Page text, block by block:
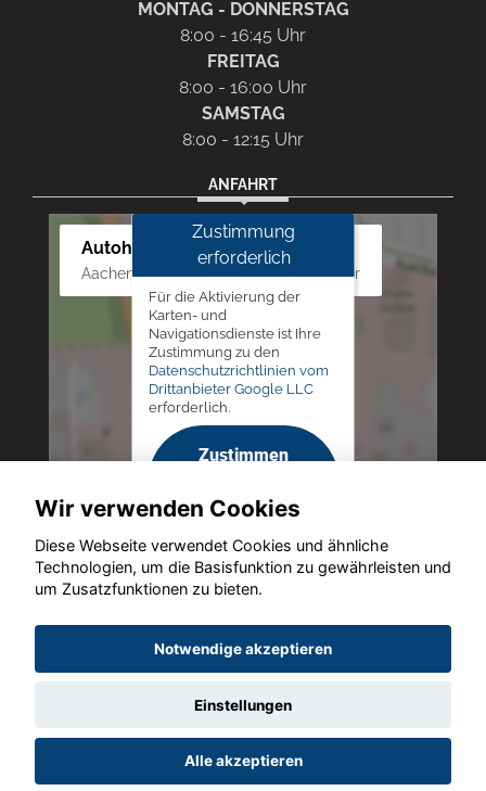
MONTAG - DONNERSTAG
8:00 - 16:45 Uhr
FREITAG
8:00 - 16:00 Uhr
SAMSTAG
8:00 - 12:15 Uhr
ANFAHRT
Autohaus Westphal
Aachener Str. 84 - 88, 52249 Eschweiler
Zustimmung
erforderlich
Für die Aktivierung der
Karten- und
Navigationsdienste ist Ihre
Zustimmung zu den
Datenschutzrichtlinien vom
Drittanbieter Google LLC
erforderlich.
Zustimmen
aktivieren
Copyright © 2026. Autohaus Westphal
Datenschutz Impressum AGB
Wir verwenden Cookies
Diese Webseite verwendet Cookies und ähnliche
Technologien, um die Basisfunktion zu gewährleisten und
um Zusatzfunktionen zu bieten.
Notwendige akzeptieren
Einstellungen
Alle akzeptieren